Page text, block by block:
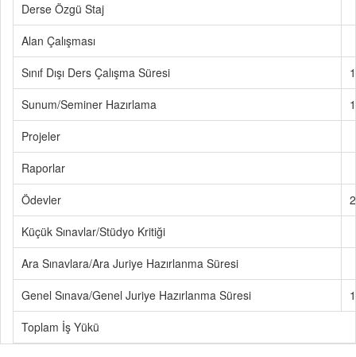
Derse Özgü Staj
Alan Çalışması
Sınıf Dışı Ders Çalışma Süresi
Sunum/Seminer Hazırlama
1
Projeler
Raporlar
Ödevler
2
Küçük Sınavlar/Stüdyo Kritiği
Ara Sınavlara/Ara Juriye Hazırlanma Süresi
Genel Sınava/Genel Juriye Hazırlanma Süresi
1
Toplam İş Yükü